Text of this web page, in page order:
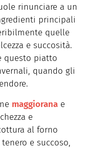
rinunciare a un
principali
quelle
e succosità.
questo piatto
quando gli
maggiorana e
e
al forno
e succoso,